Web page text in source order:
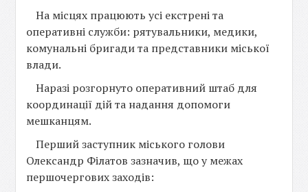
На місцях працюють усі екстрені та
оперативні служби: рятувальники, медики,
комунальні бригади та представники міської
влади.
Наразі розгорнуто оперативний штаб для
координації дій та надання допомоги
мешканцям.
Перший заступник міського голови
Олександр Філатов зазначив, що у межах
першочергових заходів: